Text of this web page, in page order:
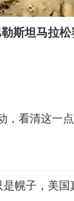
鲜羊赛道
爷挂一颗”
斯坦马拉松
，看清这一
幌子，美国